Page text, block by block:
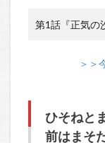
第1話『正気の
＞＞
ひそねと
前はまそ